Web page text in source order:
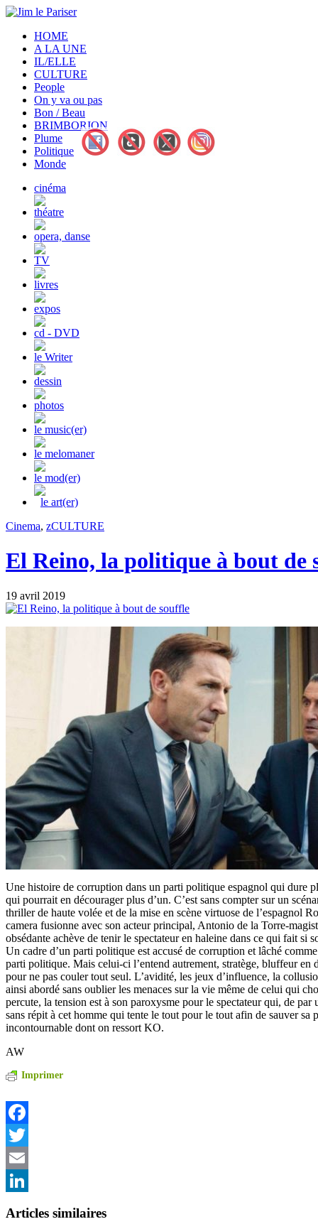
HOME
A LA UNE
IL/ELLE
CULTURE
People
On y va ou pas
Bon / Beau
BRIMBORION
Plume
Politique
Monde
cinéma
théatre
opera, danse
TV
livres
expos
cd - DVD
le Writer
dessin
photos
le music(er)
le melomaner
le mod(er)
le art(er)
Cinema, zCULTURE
El Reino, la politique à bout de
19 avril 2019
Une histoire de corruption dans un parti politique espagnol qui dure
qui pourrait en décourager plus d’un. C’est sans compter sur un
thriller de haute volée et de la mise en scène virtuose de l’espagnol
camera fusionne avec son acteur principal, Antonio de la Torre-
obsédante achève de tenir le spectateur en haleine dans ce qui fait si
Un cadre d’un parti politique est accusé de corruption et lâché
parti politique. Mais celui-ci l’entend autrement, stratège, bluffeur en
pour ne pas couler tout seul. L’avidité, les jeux d’influence, la
ainsi abordé sans oublier les menaces sur la vie même de celui qui
percute, la tension est à son paroxysme pour le spectateur qui, de par
sans répit à cet homme qui tente le tout pour le tout afin de sauver sa
incontournable dont on ressort KO.
AW
Imprimer
Facebook
Twitter
Email
Articles similaires